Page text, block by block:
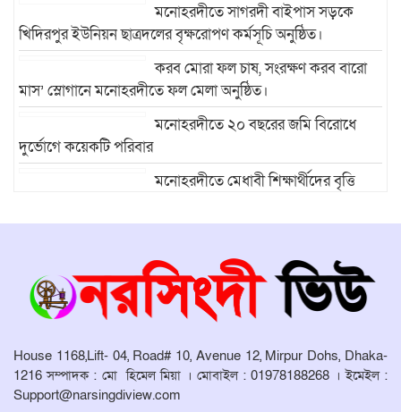
মনোহরদীতে সাগরদী বাইপাস সড়কে
খিদিরপুর ইউনিয়ন ছাত্রদলের বৃক্ষরোপণ কর্মসূচি অনুষ্ঠিত।
করব মোরা ফল চাষ, সংরক্ষণ করব বারো
মাস’ স্লোগানে মনোহরদীতে ফল মেলা অনুষ্ঠিত।
মনোহরদীতে ২০ বছরের জমি বিরোধে
দুর্ভোগে কয়েকটি পরিবার
মনোহরদীতে মেধাবী শিক্ষার্থীদের বৃত্তি
মানুষের সংবাদ প্রকাশের জেরে সাংবাদিক
লাঞ্ছিতের অভিযোগ।
মনোহরদীতে উপজেলা দুর্যোগ ব্যবস্থাপনা
House 1168,Lift- 04, Road# 10, Avenue 12, Mirpur Dohs, Dhaka-
1216 সম্পাদক : মো হিমেল মিয়া । মোবাইল : 01978188268 । ইমেইল :
Support@narsingdiview.com